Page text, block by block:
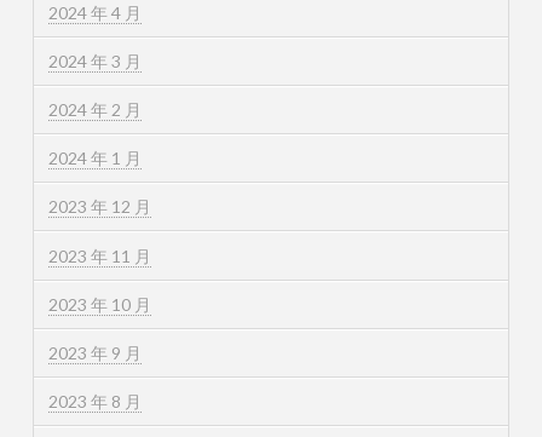
2024 年 4 月
2024 年 3 月
2024 年 2 月
2024 年 1 月
2023 年 12 月
2023 年 11 月
2023 年 10 月
2023 年 9 月
2023 年 8 月